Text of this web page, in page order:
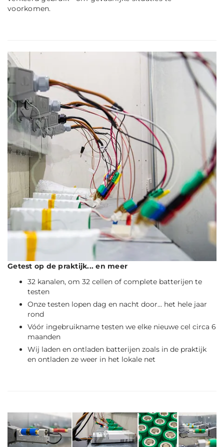
voorkomen.
Getest op de praktijk... en meer
32 kanalen, om 32 cellen of complete batterijen te
testen
Onze testen lopen dag en nacht door... het hele jaar
rond
Vóór ingebruikname testen we elke nieuwe cel circa 6
maanden
Wij laden en ontladen batterijen zoals in de praktijk
en ontladen ze weer in het lokale net